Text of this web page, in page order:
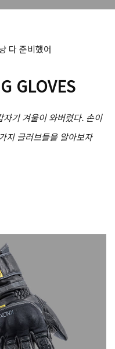
다 준비했어
GLOVES
기 겨울이 와버렸다. 손이
지 글러브들을 알아보자